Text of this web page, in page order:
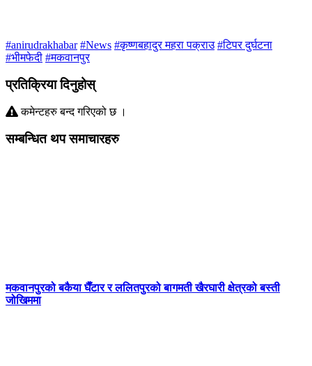
#anirudrakhabar #News #कृष्णबहादुर महरा पक्राउ #टिपर दुर्घटना
#भीमफेदी #मकवानपुर
प्रतिक्रिया दिनुहोस्
कमेन्टहरु बन्द गरिएको छ ।
सम्बन्धित थप समाचारहरु
मकवानपुरको बकैया घैँटार र ललितपुरको बागमती खैरघारी क्षेत्रको बस्ती
जोखिममा